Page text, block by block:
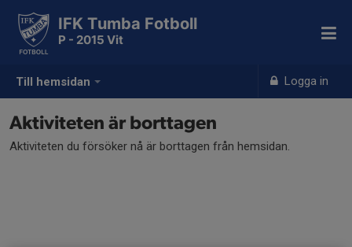
Till hemsidan Logga in
IFK Tumba Fotboll
P - 2015 Vit
Aktiviteten är borttagen
Aktiviteten du försöker nå är borttagen från hemsidan.